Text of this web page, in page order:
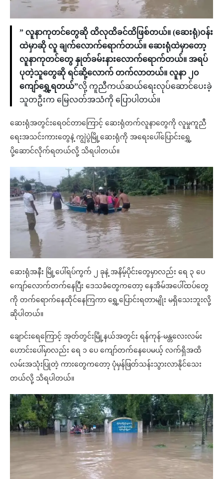
” လူနာကုတင်တွေဆို ထိလုထိခင်ထိဖြစ်တယ်။ (ဆေးရုံ)ဝန်း
ထဲမှာဆို လူ ချက်လောက်ရောက်တယ်။ ဆေးရုံထဲမှာတော့
လူနာကုတင်တွေ နှုတ်ခမ်းနားလော​က်ရောက်တယ်။ အရပ်
ပုတဲ့သူတွေဆို ရင်ဆို့လောက် တက်လာတယ်။ လူနာ ၂၀
ကျော်ရွှေ့ရတယ်”လို့ ကူညီကယ်ဆယ်ရေးလုပ်ဆောင်ပေးခဲ့
သူတဦးက မြေလတ်အသံကို ပြောပါတယ်။
ဆေးရုံအတွင်းရေဝင်တာကြောင့် ဆေးရုံတက်လူနာတွေကို လူမှုကူညီ
ရေးအသင်းကားတွေနဲ့ ကျွဲပွဲမြို့ဆေးရုံကို အရေးပေါ်ပြောင်းရွှေ့
ပို့ဆောင်လိုက်ရတယ်လို့ သိရပါတယ်။
ဆေးရုံအနီး မြို့ပေါ်ရပ်ကွက် ၂ ခုနဲ့ အနိမ့်ပိုင်းတွေမှာလည်း ရေ ၃ ပေ
ကျော်လောက်တက်နေပြီး ဒေသခံတွေကတော့ နေအိမ်အပေါ်ထပ်တွေ
ကို တက်ရောက်နေထိုင်နေကြကာ ရွှေ့ပြောင်းရတာမျိုး မရှိသေးဘူးလို့
ဆိုပါတယ်။
ချောင်းရေကြောင့် အုတ်တွင်းမြို့နယ်အတွင်း ရန်ကုန်-မန္တလေးလမ်း
ဟောင်းပေါ်မှာလည်း ရေ ၁ ပေ ကျော်တက်နေပေမယ့် လက်ရှိအထိ
လမ်းအသုံးပြုတဲ့ ကားတွေကတော့ ပုံမှန်ဖြတ်သန်းသွားလာနိုင်သေး
တယ်လို့ သိရပါတယ်။